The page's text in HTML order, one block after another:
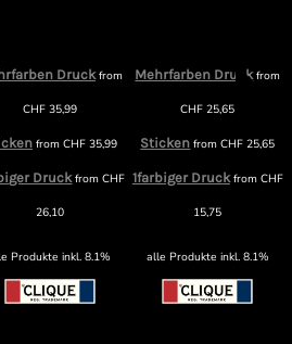
Druckfrom
CHF35,99
from CHF35,99
DruckfromCHF
26,10
Produkte inkl. 8.1%
Mehrfarben Druckfrom
CHF 25,65
Sticken fromCHF 25,65
1farbiger Druckfrom CHF
15,75
alle Produkte inkl. 8.1%